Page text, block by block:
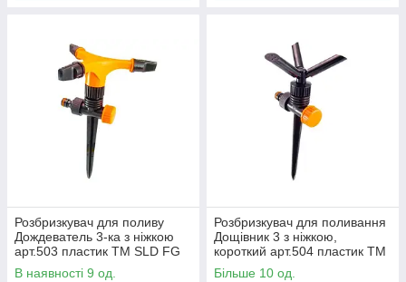
Розбризкувач для поливу
Дождеватель 3-ка з ніжкою
арт.503 пластик ТМ SLD FG
В наявності 9 од.
Розбризкувач для поливання
Дощівник 3 з ніжкою,
короткий арт.504 пластик ТМ
SLD FG
Більше 10 од.